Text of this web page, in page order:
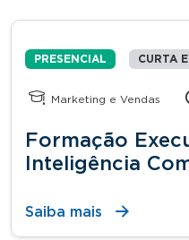
PRESENCIAL CURTA
Marketing e Vendas
Formação
Inteligência
Saiba mais